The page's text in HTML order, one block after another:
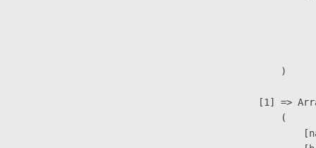
                        )
[1] =>
                        (